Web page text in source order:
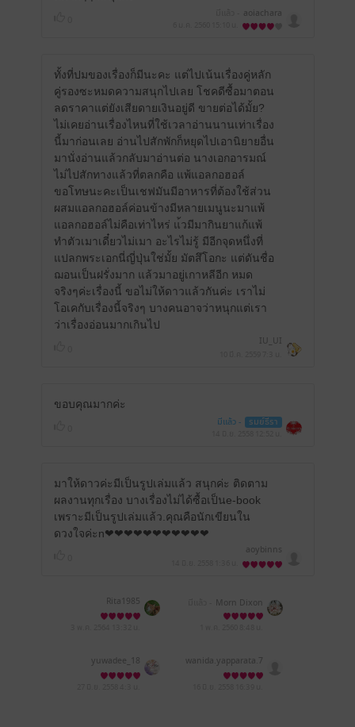
aoiachara
ทั้งที่ปมของเรื่องก็มีนะคะ แต่ไปเน้นเรื่องคู่หลัก
คู่รองซะหมดความสนุกไปเลย โชคดีซื้อมาตอน
ลดราคาแต่ยังเสียดายเงินอยู่ดี ขายต่อได้มั้ย?
ไม่เคยอ่านเรื่องไหนที่ใช้เวลาอ่านนานเท่าเรื่อง
นี้มาก่อนเลย อ่านไปสักพักก็หยุดไปเอานิยายอื่น
มานั่งอ่านแล้วกลับมาอ่านต่อ นางเอกอารมณ์
ไม่ไปสักทางแล้วที่ตลกคือ แพ้แอลกอฮอล์
ขอโทษนะคะเป็นเชฟมันมีอาหารที่ต้องใช้ส่วน
ผสมแอลกอฮอล์ค่อนข้างมีหลายเมนูนะมาแพ้
แอลกอฮอล์ไม่คือเท่าไหร่ แ้วมีมากินยาแก้แพ้
ทำตัวเมาเดี๋ยวไม่เมา อะไรไม่รู้ มีอีกจุดหนึ่งที่
แปลกพระเอกนี่ญี่ปุ่นใช่มั้ย มัตสึโอกะ แต่ดันชื่อ
ฌอนเป็นฝรั่งมาก แล้วมาอยู่เกาหลีอีก หมด
จริงๆค่ะเรื่องนี้ ขอไม่ให้ดาวแล้วกันค่ะ เราไม่
โอเคกับเรื่องนี้จริงๆ บางคนอาจว่าหนุกแต่เรา
ว่าเรื่องอ่อนมากเกินไป
IU_UI
ขอบคุณมากค่ะ
มีแล้ว - รมย์ธีรา
มาให้ดาวค่ะมีเป็นรูปเล่มแล้ว สนุกค่ะ ติดตาม
ผลงานทุกเรื่อง บางเรื่องไม่ได้ซื้อเป็นe-book
เพราะมีเป็นรูปเล่มแล้ว.คุณคือนักเขียนใน
ดวงใจค่ะn❤❤❤❤❤❤❤❤❤❤❤
aoybinns
Rita1985 Morn Dixon
yuwadee_18 wanida.yapparata.7